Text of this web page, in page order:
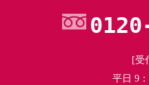
[受
平日 9